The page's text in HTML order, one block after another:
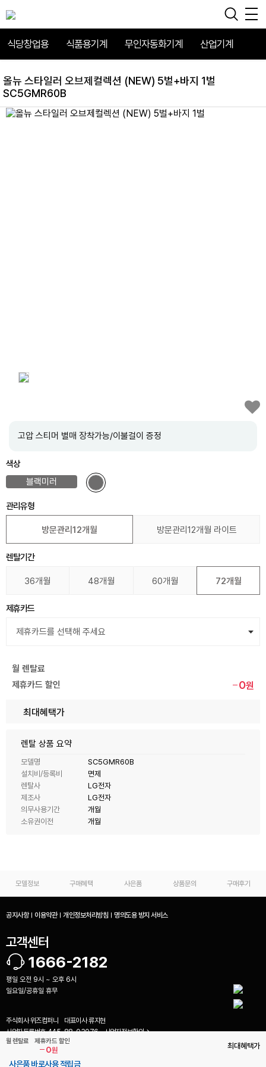
식당창업용 식품용기계 무인자동화기계 산업기계
올뉴 스타일러 오브제컬렉션 (NEW) 5벌+바지 1벌
SC5GMR60B
고압 스티머 별매 장착가능/이불걸이 증정
색상
블랙미러
관리유형
방문관리12개월 방문관리12개월 라이트
렌탈기간
36개월 48개월 60개월 72개월
제휴카드
월 렌탈료
제휴카드 할인
0원
최대혜택가
렌탈 상품 요약
모델명
SC5GMR60B
설치비/등록비
면제
렌탈사
LG전자
제조사
LG전자
의무사용기간
개월
소유권이전
개월
월 렌탈료 제휴카드 할인
0원 최대혜택가
사은품 바로사용 적립금
모델정보 구매혜택 사은품 상품문의 구매후기
공지사항 이용약관 개인정보처리방침 명의도용 방지 서비스
고객센터
1666-2182
평일 오전 9시 ~ 오후 6시
일요일/공휴일 휴무
주식회사 위즈컴퍼니 대표이사 류지현
사업자등록번호 445-88-03076
사업자정보확인
통신판매업신고번호 2023-광주광산-1004
(62355) 광주 광산구 풍영철길로 15 708호 (우산동, 콜럼버스월드)
비교하기(0)